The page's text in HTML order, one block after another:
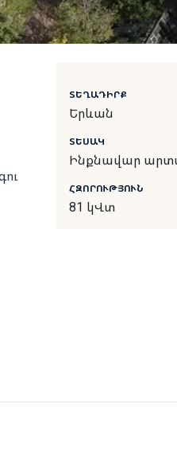
ՏԵՂԱԴԻՐՔ
Երևան
ՏԵՍԱԿ
Ինքնավար
ՀԶՈՐՈՒԹՅՈՒՆ
81 կՎտ